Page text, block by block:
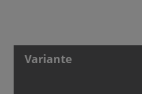
Variante